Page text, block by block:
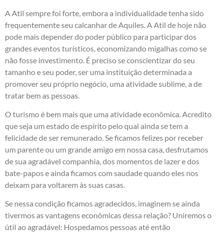
A Atil sempre foi forte, embora a individualidade tenha sido
frequentemente seu calcanhar de Aquiles. A Atil de hoje não
pode mais depender do poder público para participar dos
grandes eventos turísticos, economizando migalhas como se
não fosse investimento. É preciso se conscientizar do seu
tamanho e seu poder, ser uma instituição determinada a
promover seu próprio negócio, uma atividade sublime, a de
tratar bem as pessoas.
O turismo é bem mais que uma atividade econômica. Acredito
que seja um estado de espírito pelo qual ainda se tem a
felicidade de ser remunerado. Se ficamos felizes por receber
um parente ou um grande amigo em nossa casa, desfrutamos
de sua agradável companhia, dos momentos de lazer e dos
bate-papos e ainda ficamos com saudade quando eles nos
deixam para voltarem às suas casas.
Se nessa condição ficamos agradecidos, imaginem se ainda
tivermos as vantagens econômicas dessa relação? Uniremos o
útil ao agradável: Hospedamos pessoas até então